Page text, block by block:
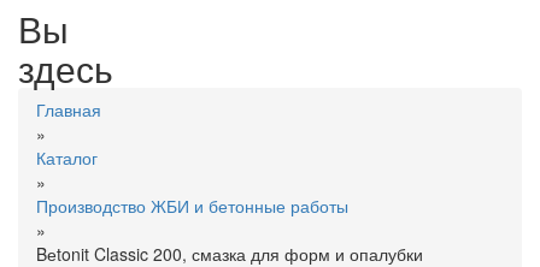
Вы
здесь
Главная
»
Каталог
»
Производство ЖБИ и бетонные работы
»
Bеtonit Classic 200, смазка для форм и опалубки